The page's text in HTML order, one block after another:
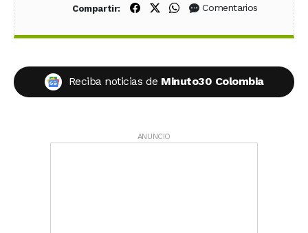
Compartir: Compartir en Facebook
Compartir en X (Twitter)
Compartir en WhatsApp
Comentarios
Reciba noticias de Minuto30 Colombia
ANUNCIO